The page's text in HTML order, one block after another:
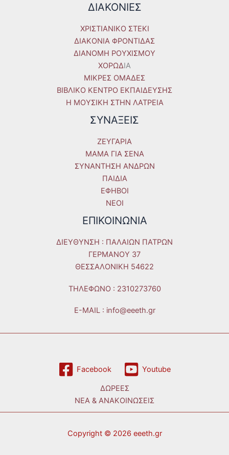
ΔΙΑΚΟΝΙΕΣ
ΧΡΙΣΤΙΑΝΙΚΟ ΣΤΕΚΙ
ΔΙΑΚΟΝΙΑ ΦΡΟΝΤΙΔΑΣ
ΔΙΑΝΟΜΗ ΡΟΥΧΙΣΜΟΥ
ΧΟΡΩΔIA
ΜΙΚΡΕΣ ΟΜΑΔΕΣ
ΒΙΒΛΙΚΟ ΚΕΝΤΡΟ ΕΚΠΑΙΔΕΥΣΗΣ
Η ΜΟΥΣΙΚΗ ΣΤΗΝ ΛΑΤΡΕΙΑ
ΣΥΝΑΞΕΙΣ
ΖΕΥΓΑΡΙΑ
ΜΑΜΑ ΓΙΑ ΣΕΝΑ
ΣΥΝΑΝΤΗΣΗ ΑΝΔΡΩΝ
ΠΑΙΔΙΑ
ΕΦΗΒΟΙ
ΝΕΟΙ
ΕΠΙΚΟΙΝΩΝΙΑ
ΔΙΕΥΘΥΝΣΗ : ΠΑΛΑΙΩΝ ΠΑΤΡΩΝ
ΓΕΡΜΑΝΟΥ 37
ΘΕΣΣΑΛΟΝΙΚΗ 54622
ΤΗΛΕΦΩΝO : 2310273760
E-MAIL : info@eeeth.gr
Facebook Youtube
ΔΩΡΕΕΣ
ΝΕΑ & ΑΝΑΚΟΙΝΩΣΕΙΣ
Copyright © 2026 eeeth.gr